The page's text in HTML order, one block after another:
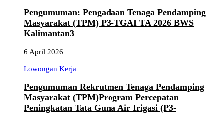
Pengumuman: Pengadaan Tenaga Pendamping
Masyarakat (TPM) P3-TGAI TA 2026 BWS
Kalimantan3
6 April 2026
Lowongan Kerja
Pengumuman Rekrutmen Tenaga Pendamping
Masyarakat (TPM)Program Percepatan
Peningkatan Tata Guna Air Irigasi (P3-